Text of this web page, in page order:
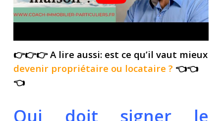
👉👉👉 A lire aussi: est ce qu’il vaut mieux
devenir propriétaire ou locataire ? 👈👈
👈
Qui doit signer le